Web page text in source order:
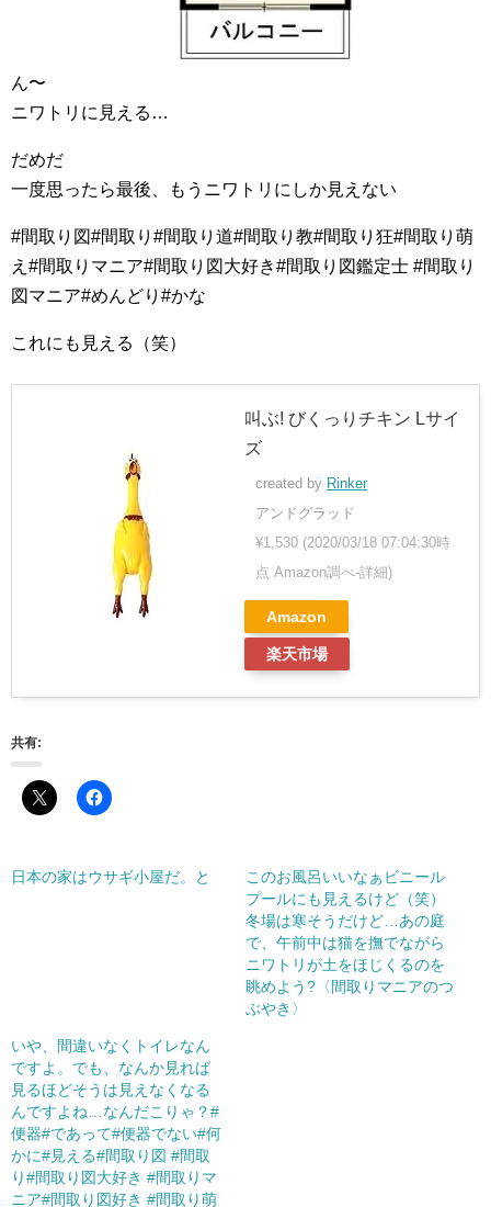
ん〜
ニワトリに見える…
だめだ
一度思ったら最後、もうニワトリにしか見えない
#間取り図#間取り#間取り道#間取り教#間取り狂#間取り萌
え#間取りマニア#間取り図大好き#間取り図鑑定士 #間取り
図マニア#めんどり#かな
これにも見える（笑）
叫ぶ! びくっりチキン Lサイ
ズ
created by Rinker
アンドグラッド
¥1,530 (2020/03/18 07:04:30時
点 Amazon調べ-詳細)
Amazon
楽天市場
共有:
日本の家はウサギ小屋だ。と
このお風呂いいなぁビニール
プールにも見えるけど（笑）
冬場は寒そうだけど…あの庭
で、午前中は猫を撫でながら
ニワトリが土をほじくるのを
眺めよう?〈間取りマニアのつ
ぶやき〉
いや、間違いなくトイレなん
ですよ。でも、なんか見れば
見るほどそうは見えなくなる
んですよね…なんだこりゃ？#
便器#であって#便器でない#何
かに#見える#間取り図 #間取
り#間取り図大好き #間取りマ
ニア#間取り図好き #間取り萌